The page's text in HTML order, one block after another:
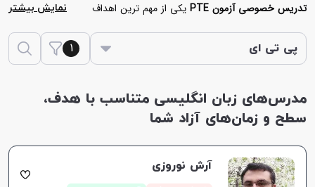
تدریس خصوصی آزمون PTE
یکی از مهم ترین اهداف
می‌باشد. در ادامه یک لیست از مدرس هایی آورده شده
است که آزمون PTE را به صورت خصوصی تدریس می‌کنند.
بدین منظور شما می‌توانید برای موفقیت در این آزمون در
کلاس های حضوری یا آنلاین پی تی ای شرکت نمایید.
مدرس های پلتفرم هایتاکی در ابتدا سطح شما را بررسی
کرده، سپس کمک می‌کنند در کوتاه ترین زمان ممکن در
آزمون پی تی ای موفق شوید.
نمایش بیشتر
پی تی ای 1
مدرس‌های زبان انگلیسی متناسب با هدف،
سطح و زمان‌های آزاد شما
آرش نوروزی